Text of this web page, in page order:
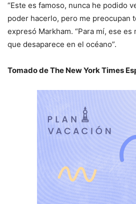
“Este es famoso, nunca he podido
poder hacerlo, pero me preocupan
expresó Markham. “Para mí, ese
que desaparece en el océano”.
Tomado de The New York Times